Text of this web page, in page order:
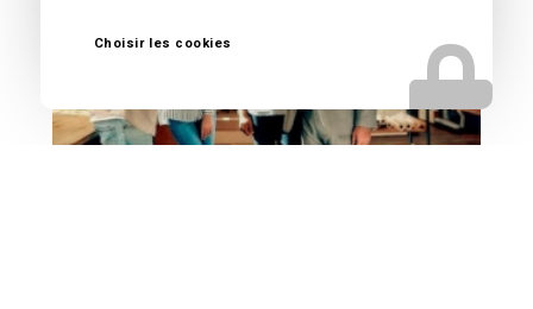
Choisir les cookies